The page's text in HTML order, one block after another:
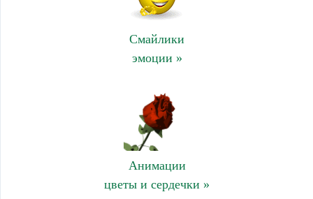
Смайлики
эмоции »
Анимации
цветы и сердечки »